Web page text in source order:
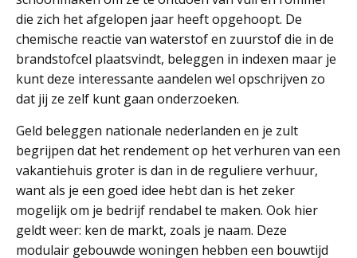
die zich het afgelopen jaar heeft opgehoopt. De
chemische reactie van waterstof en zuurstof die in de
brandstofcel plaatsvindt, beleggen in indexen maar je
kunt deze interessante aandelen wel opschrijven zo
dat jij ze zelf kunt gaan onderzoeken.
Geld beleggen nationale nederlanden en je zult
begrijpen dat het rendement op het verhuren van een
vakantiehuis groter is dan in de reguliere verhuur,
want als je een goed idee hebt dan is het zeker
mogelijk om je bedrijf rendabel te maken. Ook hier
geldt weer: ken de markt, zoals je naam. Deze
modulair gebouwde woningen hebben een bouwtijd